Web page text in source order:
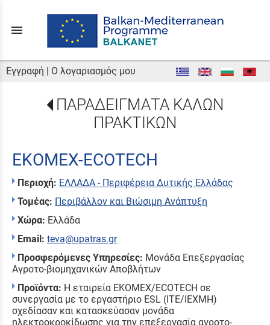
menu
Εγγραφή | Ο λογαριασμός μου
ΠΑΡΑΔΕΙΓΜΑΤΑ ΚΑΛΩΝ
ΠΡΑΚΤΙΚΩΝ
EKOMEX-ECOTECH
Περιοχή: ΕΛΛΑΔΑ - Περιφέρεια Δυτικής Ελλάδας
Τομέας: Περιβάλλον και Βιώσιμη Ανάπτυξη
Χώρα: Ελλάδα
Email: teva@upatras.gr
Προσφερόμενες Υπηρεσίες: Μονάδα Επεξεργασίας
Αγροτο-βιομηχανικών Αποβλήτων
Προϊόντα: Η εταιρεία EKOMEX/ECOTECH σε
συνεργασία με το εργαστήριο ESL (ITE/IEXMH)
σχεδίασαν και κατασκεύασαν μονάδα
ηλεκτροκροκίδωσης για την επεξεργασία αγροτο-